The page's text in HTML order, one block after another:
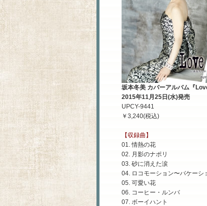
坂本冬美 カバーアルバム『
2015年11月25日(水)発売
UPCY-9441
￥3,240(税込)
【収録曲】
01. 情熱の花
02. 月影のナポリ
03. 砂に消えた涙
04. ロコモーション〜バケーシ
05. 可愛い花
06. コーヒー・ルンバ
07. ボーイハント